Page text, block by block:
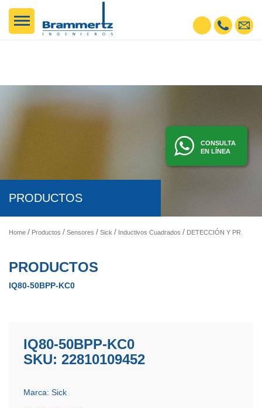
CONSULTA
EN LÍNEA
PRODUCTOS
Home Productos Sensores Sick Inductivos Cuadrados DETECCIÓN Y PRESENCIA - SENSORES FOTOELÉCTRICOS, INDUCTIVOS, ETC
PRODUCTOS
IQ80-50BPP-KC0
IQ80-50BPP-KC0
SKU: 22810109452
Marca: Sick